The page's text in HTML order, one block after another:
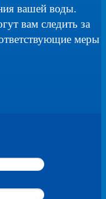
вашей воды.
вам следить за
меры